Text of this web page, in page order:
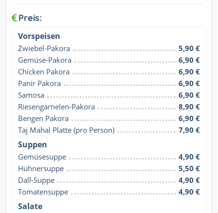
Preis:
Vorspeisen
Zwiebel-Pakora
5,90 €
Gemüse-Pakora
6,90 €
Chicken Pakora
6,90 €
Panir Pakora
6,90 €
Samosa
6,90 €
Riesengarnelen-Pakora
8,90 €
Bengen Pakora
6,90 €
Taj Mahal Platte (pro Person)
7,90 €
Suppen
Gemüsesuppe
4,90 €
Hühnersuppe
5,50 €
Dall-Suppe
4,90 €
Tomatensuppe
4,90 €
Salate